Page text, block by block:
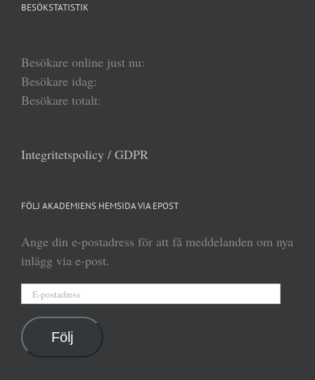
BESÖKSTATISTIK
Besökare online just nu:
Besökare idag:
Besökare totalt:
Integritetspolicy / GDPR
FÖLJ AKADEMIENS HEMSIDA VIA EPOST
Ange din e-postadress för att få meddelanden om nya
inlägg via e-post.
Följ